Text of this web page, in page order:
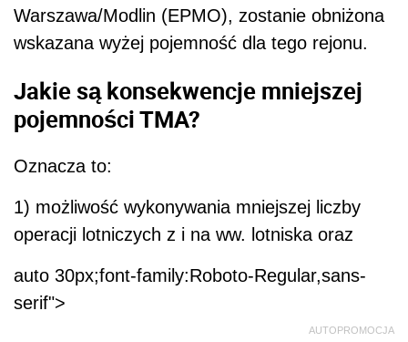
Warszawa/Modlin (EPMO), zostanie obniżona
wskazana wyżej pojemność dla tego rejonu.
Jakie są konsekwencje mniejszej
pojemności TMA?
Oznacza to:
1) moż liwość wykonywania mniejszej liczby
operacji lotniczych z i na ww. lotniska oraz
auto 30px;font-family:Roboto-Regular,sans-
serif">
AUTOPROMOCJA